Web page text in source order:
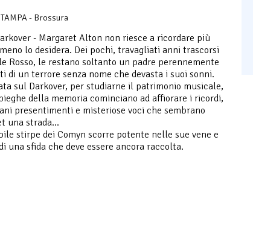
- Brossura
- Margaret Alton non riesce a ricordare più
lo desidera. Dei pochi, travagliati anni trascorsi
Rosso, le restano soltanto un padre perennemente
di un terrore senza nome che devasta i suoi sonni.
sul Darkover, per studiarne il patrimonio musicale,
della memoria cominciano ad affiorare i ricordi,
presentimenti e misteriose voci che sembrano
una strada...
stirpe dei Comyn scorre potente nelle sue vene e
una sfida che deve essere ancora raccolta.